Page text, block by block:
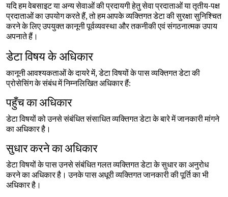
यदि हम वेबसाइट या अन्य सेवाओं की प्रदायगी हेतु सेवा प्रदाताओं या तृतीय-पक्ष
प्रदाताओं का उपयोग करते हैं, तो हम आपके व्यक्तिगत डेटा की सुरक्षा सुनिश्चित
करने के लिए उपयुक्त कानूनी पूर्वव्यवस्था और तकनीकी एवं संगठनात्मक उपाय
अपनाते हैं।
डेटा विषय के अधिकार
कानूनी आवश्यकताओं के दायरे में, डेटा विषयों के पास व्यक्तिगत डेटा की
प्रोसेसिंग के संबंध में निम्नलिखित अधिकार हैं:
पहुँच का अधिकार
डेटा विषयों को उनसे संबंधित संसाधित व्यक्तिगत डेटा के बारे में जानकारी मांगने
का अधिकार है।
सुधार करने का अधिकार
डेटा विषयों के पास उनसे संबंधित गलत व्यक्तिगत डेटा के सुधार का अनुरोध
करने का अधिकार है। उनके पास अधूरी व्यक्तिगत जानकारी की पूर्ति का भी
अधिकार है।